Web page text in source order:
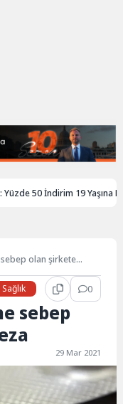
50 İndirim 19 Yaşına
olan şirkete
Sağlık 0
sebep
29 Mar 2021